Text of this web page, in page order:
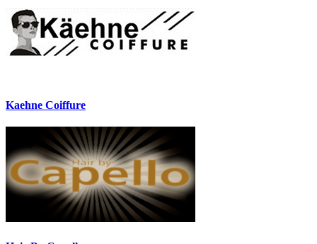
Kaehne Coiffure